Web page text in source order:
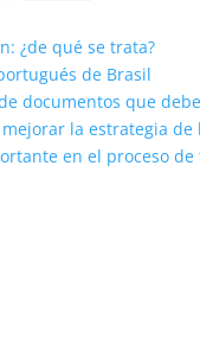
¿de qué se trata?
de Brasil
documentos que
la estrategia de
en el proceso